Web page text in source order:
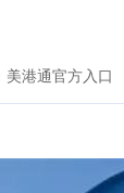
美港通官方入口